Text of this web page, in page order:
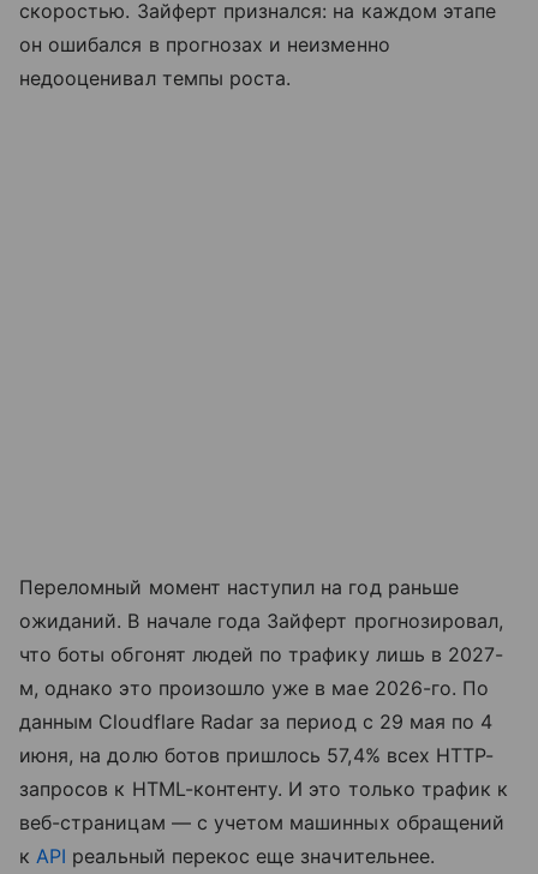
скоростью. Зайферт признался: на каждом этапе
он ошибался в прогнозах и неизменно
недооценивал темпы роста.
Переломный момент наступил на год раньше
ожиданий. В начале года Зайферт прогнозировал,
что боты обгонят людей по трафику лишь в 2027-
м, однако это произошло уже в мае 2026-го. По
данным Cloudflare Radar за период с 29 мая по 4
июня, на долю ботов пришлось 57,4% всех HTTP-
запросов к HTML-контенту. И это только трафик к
веб-страницам — с учетом машинных обращений
кAPI реальный перекос еще значительнее.